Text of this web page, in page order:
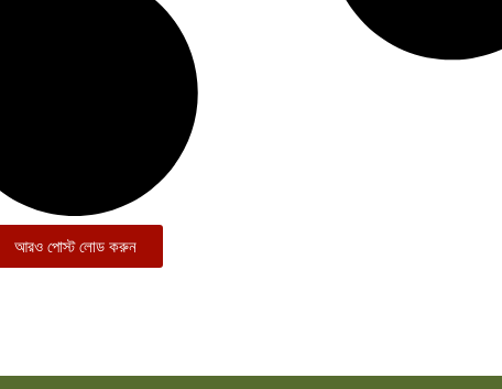
আরও পোস্ট লোড করুন